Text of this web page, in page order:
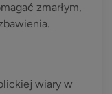
zmarłym,
wiary w